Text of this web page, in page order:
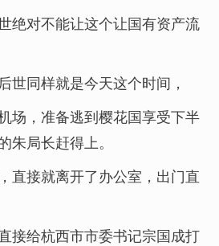
绝对不能让这个让国有资产流
世同样就是今天这个时间，
场，准备逃到樱花国享受下半
朱局长赶得上。
直接就离开了办公室，出门直
接给杭西市市委书记宗国成打